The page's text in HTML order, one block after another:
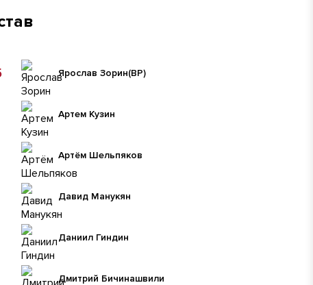
Ярослав Зорин(ВР)
Артем Кузин
Артём Шельпяков
Давид Манукян
Даниил Гиндин
Дмитрий Бичинашвили